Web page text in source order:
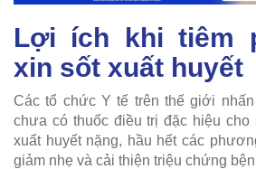
Lợi ích khi tiêm
xin sốt xuất huyết
Các tổ chức Y tế trên thế giới
chưa có thuốc điều trị đặc hiệu cho
xuất huyết nặng, hầu hết các
giảm nhẹ và cải thiện triệu chứng